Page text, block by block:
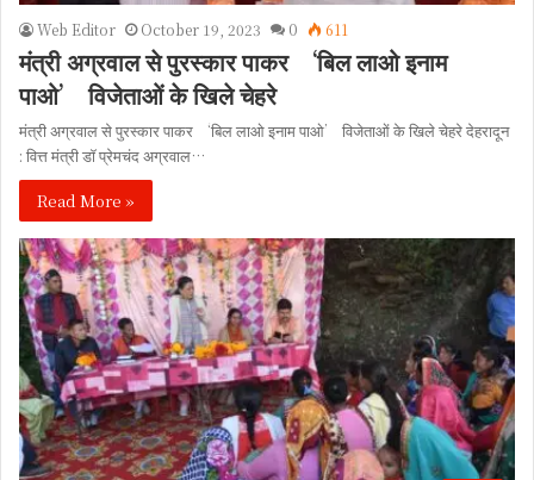
Web Editor October 19, 2023 0 611
मंत्री अग्रवाल से पुरस्कार पाकर ‘बिल लाओ इनाम
पाओ’ विजेताओं के खिले चेहरे
मंत्री अग्रवाल से पुरस्कार पाकर ‘बिल लाओ इनाम पाओ’ विजेताओं के खिले चेहरे देहरादून
: वित्त मंत्री डॉ प्रेमचंद अग्रवाल…
Read More »